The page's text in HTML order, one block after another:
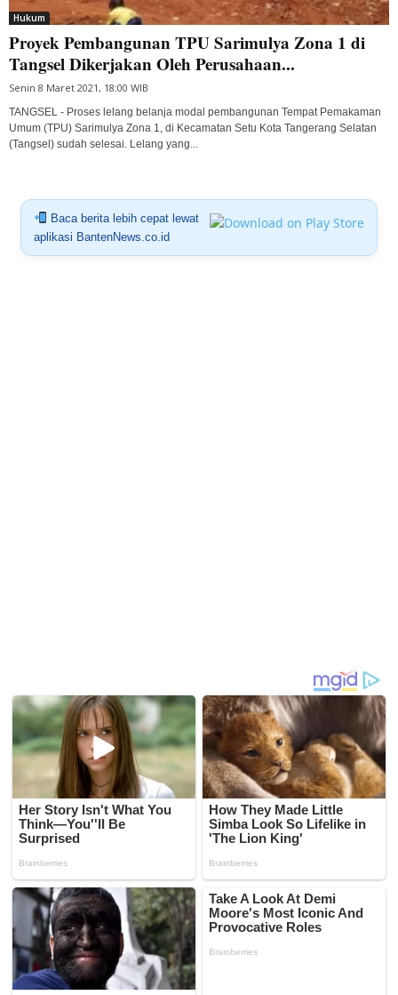
Hukum
Proyek Pembangunan TPU Sarimulya Zona 1 di
Tangsel Dikerjakan Oleh Perusahaan...
Senin 8 Maret 2021, 18:00 WIB
TANGSEL - Proses lelang belanja modal pembangunan Tempat Pemakaman
Umum (TPU) Sarimulya Zona 1, di Kecamatan Setu Kota Tangerang Selatan
(Tangsel) sudah selesai. Lelang yang...
Baca berita lebih cepat lewat
aplikasi BantenNews.co.id